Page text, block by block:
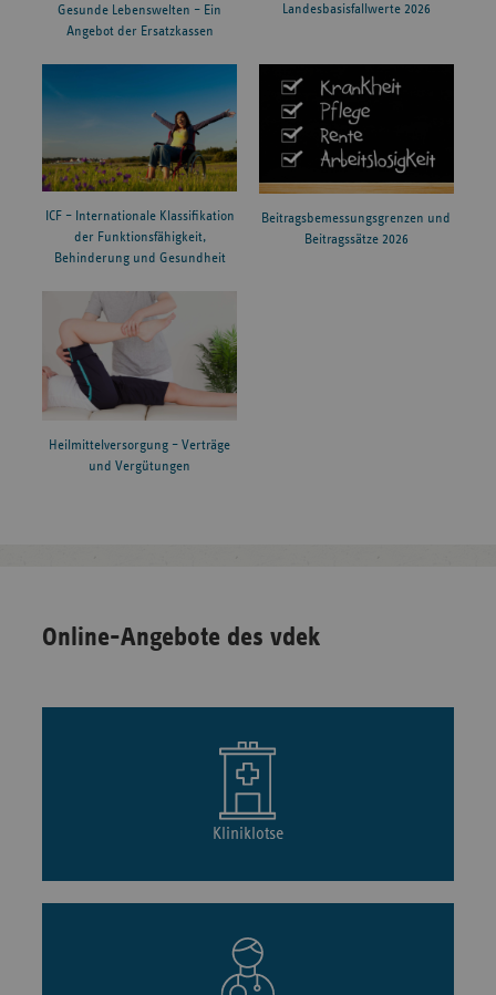
Gesunde Lebenswelten – Ein
Angebot der Ersatzkassen
Landesbasisfallwerte 2026
ICF – Internationale Klassifikation
der Funktionsfähigkeit,
Behinderung und Gesundheit
Beitragsbemessungsgrenzen und
Beitragssätze 2026
Heilmittelversorgung – Verträge
und Vergütungen
Online-Angebote des vdek
Kliniklotse